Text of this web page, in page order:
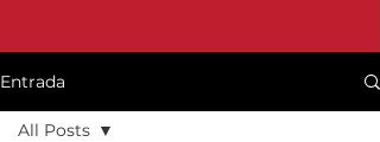
Entrada
All Posts